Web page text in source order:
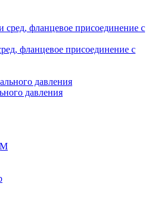
фланцевое присоединение с
давления